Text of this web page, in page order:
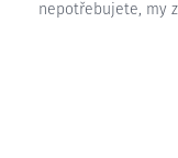
nepotřebujete, my